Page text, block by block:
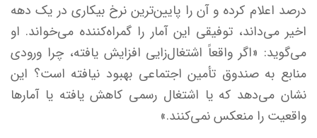
درصد اعلام کرده و آن را پایین‌ترین نرخ بیکاری در یک دهه
اخیر می‌داند، توفیقی این آمار را گمراه‌کننده می‌خواند. او
می‌گوید: «اگر واقعاً اشتغال‌زایی افزایش یافته، چرا ورودی
منابع به صندوق تأمین اجتماعی بهبود نیافته است؟ این
نشان می‌دهد که یا اشتغال رسمی کاهش یافته یا آمارها
واقعیت را منعکس نمی‌کنند.»